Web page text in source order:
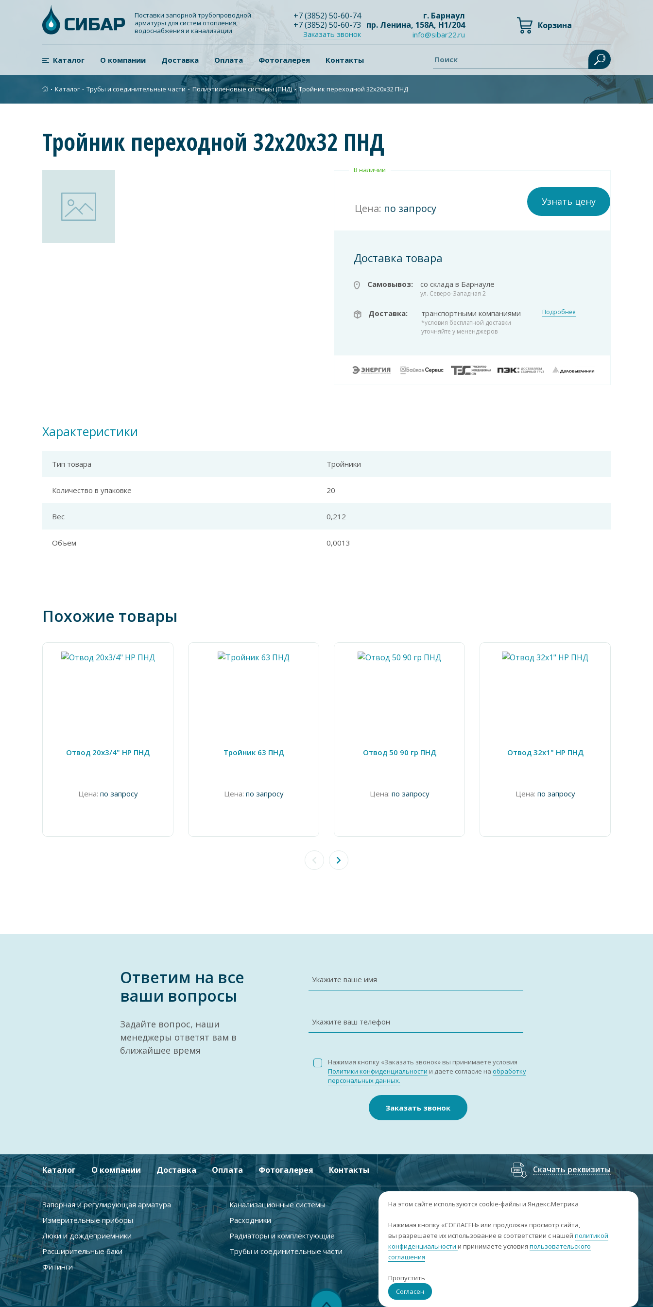
Поставки запорной трубопроводной
арматуры для систем отопления,
водоснабжения и канализации
+7(3852) 50-60-74
+7(3852) 50-60-73
Заказать звонок
г. Барнаул
пр. Ленина, 158А, Н1/204
info@sibar22.ru
Корзина
Каталог О компании Доставка Оплата Фотогалерея Контакты Поиск
∙ Каталог ∙ Трубы и соединительные части ∙ Полиэтиленовые системы (ПНД) ∙Тройник переходной 32х20х32 ПНД
Тройник переходной 32х20х32 ПНД
В наличии
Цена: по запросу
Узнать цену
Доставка товара
Самовывоз: со склада в Барнауле
ул. Северо-Западная 2
Доставка: транспортными компаниями
*условия бесплатной доставки
уточняйте у мененджеров
Подробнее
Характеристики
Тип товара Тройники
Количество в упаковке 20
Вес 0,212
Объем 0,0013
Похожие товары
Отвод 20х3/4" НР ПНД
Цена: по запросу
Тройник 63 ПНД
Цена: по запросу
Отвод 50 90 гр ПНД
Цена: по запросу
Отвод 32х1" НР ПНД
Цена: по запросу
Ответим на все
ваши вопросы
Задайте вопрос, наши
менеджеры ответят вам в
ближайшее время
Укажите ваше имя
Укажите ваш телефон
Нажимая кнопку «Заказать звонок» вы принимаете условия
Политики конфиденциальности и даете согласие на обработку
персональных данных.
Заказать звонок
Каталог О компании Доставка Оплата Фотогалерея Контакты Скачать реквизиты
Запорная и регулирующая арматура
Канализационные системы
Измерительные приборы
Расходники
Люки и дождеприемники
Радиаторы и комплектующие
Расширительные баки
Трубы и соединительные части
Фитинги
+7 (3852) 50-60-74;+7 (3852) 50-60-73
г. Барнаул, пр. Ленина, 158А, Н1/204
сб-вс: выходные
На этом сайте используются cookie-файлы и Яндекс.Метрика
Нажимая кнопку «СОГЛАСЕН» или продолжая просмотр сайта,
вы разрешаете их использование в соответствии с нашей политикой
конфиденциальности и принимаете условия пользовательского
соглашения
Пропустить
Согласен